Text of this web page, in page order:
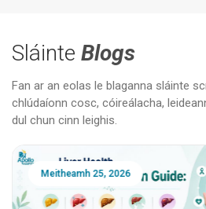
Sláinte Blogs
Fan ar an eolas le blaganna sláinte
chlúdaíonn cosc, cóireálacha,
dul chun cinn leighis.
Meitheamh 25, 2026